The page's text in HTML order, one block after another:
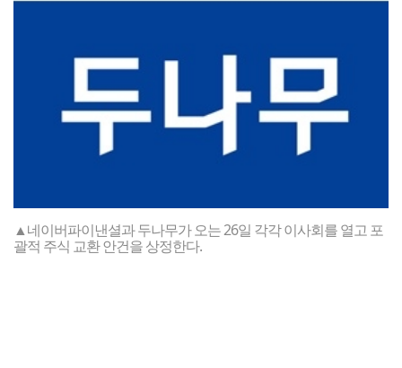
▲네이버파이낸셜과 두나무가 오는 26일 각각 이사회를 열고 포
괄적 주식 교환 안건을 상정한다.